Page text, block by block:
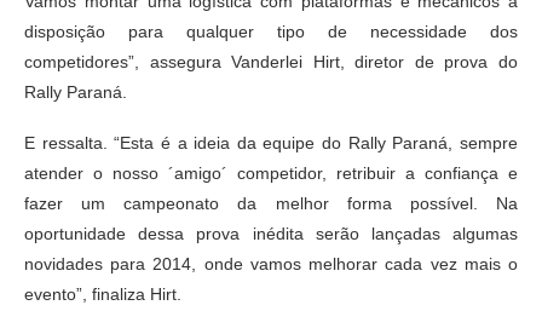
disposição para qualquer tipo de necessidade dos
competidores”, assegura Vanderlei Hirt, diretor de prova do
Rally Paraná.
E ressalta. “Esta é a ideia da equipe do Rally Paraná, sempre
atender o nosso ´amigo´ competidor, retribuir a confiança e
fazer um campeonato da melhor forma possível. Na
oportunidade dessa prova inédita serão lançadas algumas
novidades para 2014, onde vamos melhorar cada vez mais o
evento”, finaliza Hirt.